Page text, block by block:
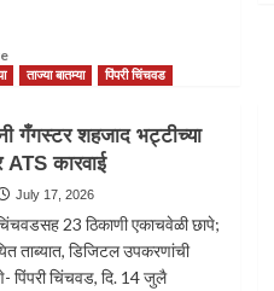
Read
more
कामगारांच्या
मृत्यूचे
राजकारण
करणे
अत्यंत
दुर्दैवी
मृतांच्या
जाती-
ताज्या बातम्या पिंपरी चिंचवड
गँगस्टर शहजाद भट्टीच्या
ATS कारवाई
July 17, 2026
23 ठिकाणी एकाचवेळी छापे;
ताब्यात, डिजिटल उपकरणांची
पिंपरी चिंचवड, दि. 14 जुलै